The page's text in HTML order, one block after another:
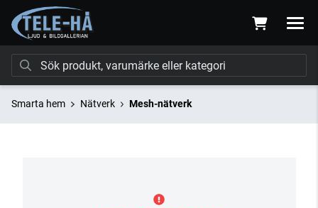
Smarta hem Nätverk Mesh-nätverk